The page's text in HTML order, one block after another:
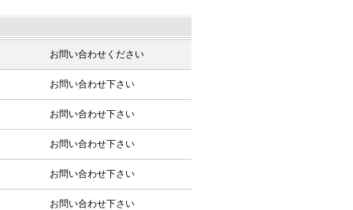
お問い合わせください
お問い合わせ下さい
お問い合わせ下さい
お問い合わせ下さい
お問い合わせ下さい
お問い合わせ下さい